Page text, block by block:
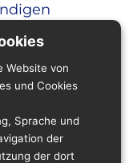
der
der
und
sowie der
der Produkte.
Website von
und Cookies
Sprache und
der
der dort